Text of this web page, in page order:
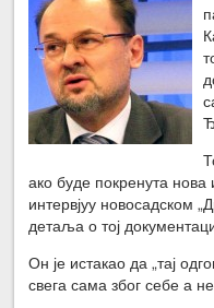
ако буде покренута нова
интервјуу новосадском
детаља о тој
Он је истакао да „тај
свега сама због себе а